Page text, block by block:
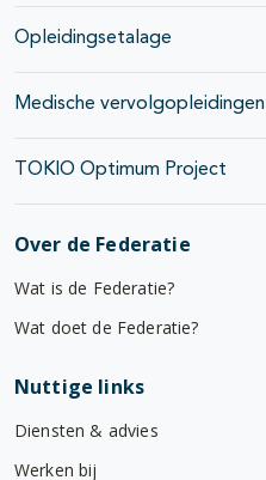
Opleidingsetalage
Medische vervolgopleidingen
TOKIO Optimum Project
Over de Federatie
Wat is de Federatie?
Wat doet de Federatie?
Nuttige links
Diensten & advies
Werken bij